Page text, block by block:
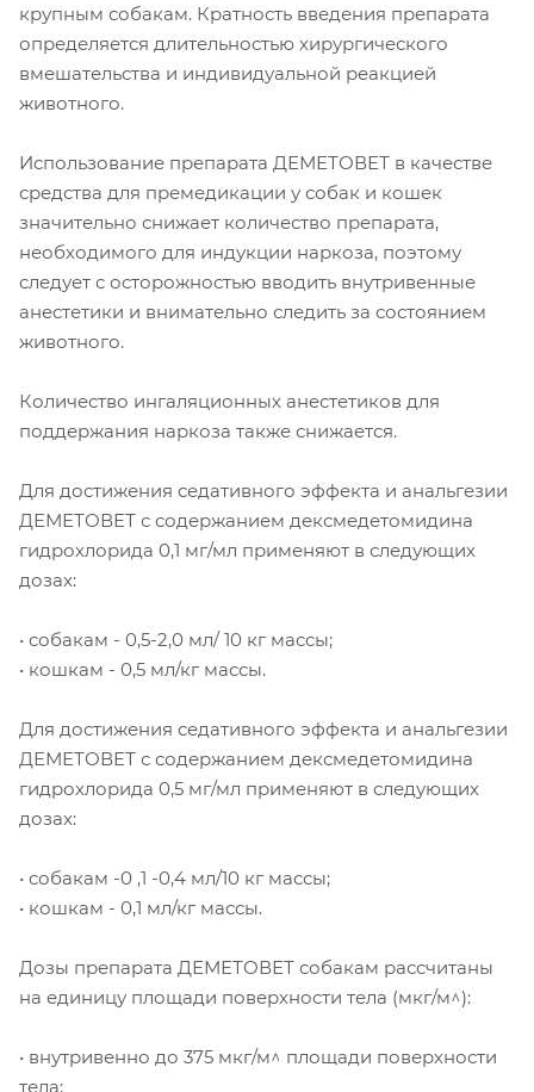
крупным собакам. Кратность введения препарата
определяется длительностью хирургического
вмешательства и индивидуальной реакцией
животного.
Использование препарата ДЕМЕТОВЕТ в качестве
средства для премедикации у собак и кошек
значительно снижает количество препарата,
необходимого для индукции наркоза, поэтому
следует с осторожностью вводить внутривенные
анестетики и внимательно следить за состоянием
животного.
Количество ингаляционных анестетиков для
поддержания наркоза также снижается.
Для достижения седативного эффекта и анальгезии
ДЕМЕТОВЕТ с содержанием дексмедетомидина
гидрохлорида 0,1 мг/мл применяют в следующих
дозах:
• собакам - 0,5-2,0 мл/ 10 кг массы;
• кошкам - 0,5 мл/кг массы.
Для достижения седативного эффекта и анальгезии
ДЕМЕТОВЕТ с содержанием дексмедетомидина
гидрохлорида 0,5 мг/мл применяют в следующих
дозах:
• собакам -0 ,1 -0,4 мл/10 кг массы;
• кошкам - 0,1 мл/кг массы.
Дозы препарата ДЕМЕТОВЕТ собакам рассчитаны
на единицу площади поверхности тела (мкг/м^):
• внутривенно до 375 мкг/м^ площади поверхности
тела;